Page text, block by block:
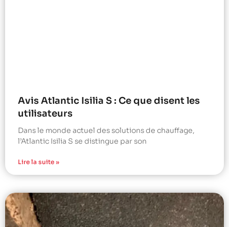
Avis Atlantic Isilia S : Ce que disent les
utilisateurs
Dans le monde actuel des solutions de chauffage,
l’Atlantic Isilia S se distingue par son
Lire la suite »